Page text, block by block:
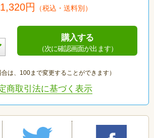
1,320円 （税込・送料別）
購入する
（次に確認画面が出ます）
合は、100まで変更することができます）
商取引法に基づく表示